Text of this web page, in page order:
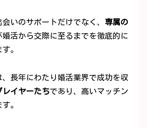
会いのサポートだけでなく、 専属の
婚活から交際に至るまでを徹底的に
。
、長年にわたり婚活業界で成功を収
レイヤーたちであり、高いマッチン
。